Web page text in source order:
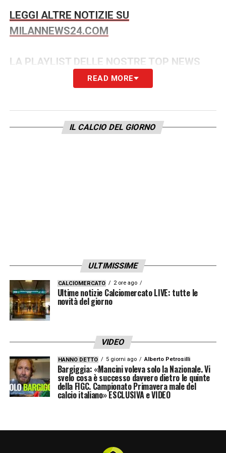
LEGGI ALTRE NOTIZIE SU
MILANNEWS24.COM
LA PLAYLIST DELLE NOSTRE TOP NEWS
READ MORE
IL CALCIO DEL GIORNO
ULTIMISSIME
CALCIOMERCATO 2 ore ago
Ultime notizie Calciomercato LIVE: tutte le
novità del giorno
VIDEO
HANNO DETTO 5 giorni ago Alberto Petrosilli
Bargiggia: «Mancini voleva solo la Nazionale. Vi
svelo cosa è successo davvero dietro le quinte
della FIGC. Campionato Primavera male del
calcio italiano» ESCLUSIVA e VIDEO